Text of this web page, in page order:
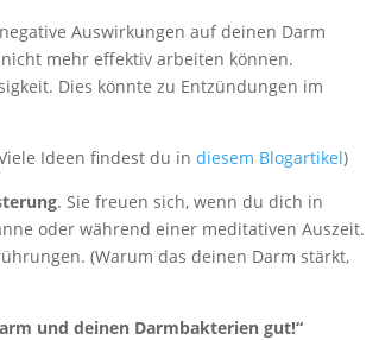
Auswirkungen auf deinen Darm
mehr effektiv arbeiten können.
Dies könnte zu Entzündungen im
Ideen findest du indiesem Blogartikel)
. Sie freuen sich, wenn du dich in
oder während einer meditativen Auszeit.
(Warum das deinen Darm stärkt,
und deinen Darmbakterien gut!“